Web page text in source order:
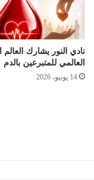
نادي النور يشارك العالم
العالمي للمتبرعين بالدم
14 يونيو، 2026